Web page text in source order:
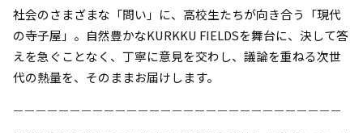
社会のさまざまな「問い」に、高校生たちが向き合う「現代
の寺子屋」。自然豊かなKURKKU FIELDSを舞台に、決して答
えを急ぐことなく、丁寧に意見を交わし、議論を重ねる次世
代の熱量を、そのままお届けします。
ーーーーーーーーーーーーーーーーーーーーーーーーーーーーー